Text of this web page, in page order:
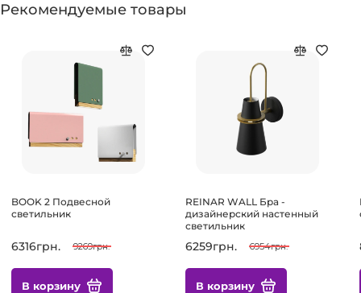
Рекомендуемые товары
BOOK 2 Подвесной
светильник
6316грн. 9269грн.
В корзину
REINAR WALL Бра -
дизайнерский настенный
светильник
6259грн. 6954грн.
В корзину